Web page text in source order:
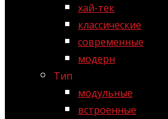
хай-тек
классические
современные
модерн
Тип
модульные
встроенные